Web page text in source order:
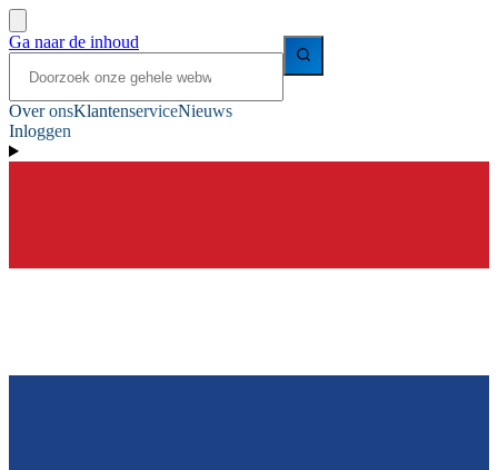
Ga naar de inhoud
Over onsKlantenserviceNieuws
Inloggen